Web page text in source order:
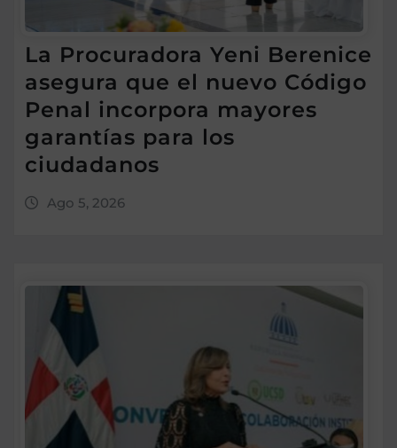
La Procuradora Yeni Berenice
asegura que el nuevo Código
Penal incorpora mayores
garantías para los
ciudadanos
Ago 5, 2026